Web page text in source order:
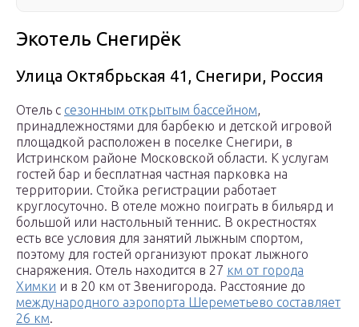
Экотель Снегирёк
Улица Октябрьская 41, Снегири, Россия
Отель с сезонным открытым бассейном,
принадлежностями для барбекю и детской игровой
площадкой расположен в поселке Снегири, в
Истринском районе Московской области. К услугам
гостей бар и бесплатная частная парковка на
территории. Стойка регистрации работает
круглосуточно. В отеле можно поиграть в бильярд и
большой или настольный теннис. В окрестностях
есть все условия для занятий лыжным спортом,
поэтому для гостей организуют прокат лыжного
снаряжения. Отель находится в 27 км от города
Химки и в 20 км от Звенигорода. Расстояние до
международного аэропорта Шереметьево составляет
26 км.